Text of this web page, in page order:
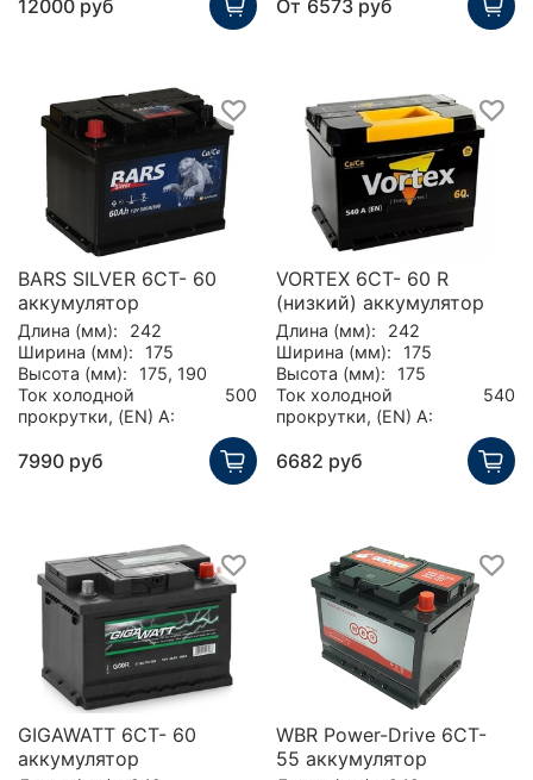
12000 руб От 6573 руб
BARS SILVER 6СТ- 60
аккумулятор
Длина (мм):
242
Ширина (мм):
175
Высота (мм):
175, 190
Ток холодной
прокрутки, (EN) А:
500
7990 руб
VORTEX 6СТ- 60 R
(низкий) аккумулятор
Длина (мм):
242
Ширина (мм):
175
Высота (мм):
175
Ток холодной
прокрутки, (EN) А:
540
6682 руб
GIGAWATT 6CT- 60
аккумулятор
WBR Power-Drive 6CT-
55 аккумулятор